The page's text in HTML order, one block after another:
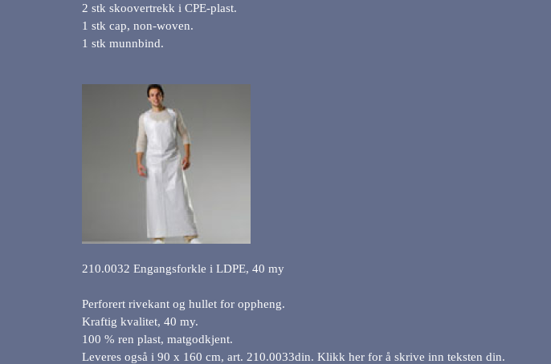
2 stk skoovertrekk i CPE-plast.
1 stk cap, non-woven.
1 stk munnbind.
210.0032 Engangsforkle i LDPE, 40 my
Perforert rivekant og hullet for oppheng.
Kraftig kvalitet, 40 my.
100 % ren plast, matgodkjent.
Leveres også i 90 x 160 cm, art. 210.0033din. Klikk her for å skrive inn teksten din.